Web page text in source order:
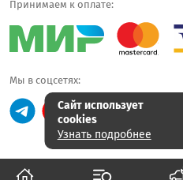
Принимаем к оплате:
Мы в соцсетях:
Сайт использует
cookies
Узнать подробнее